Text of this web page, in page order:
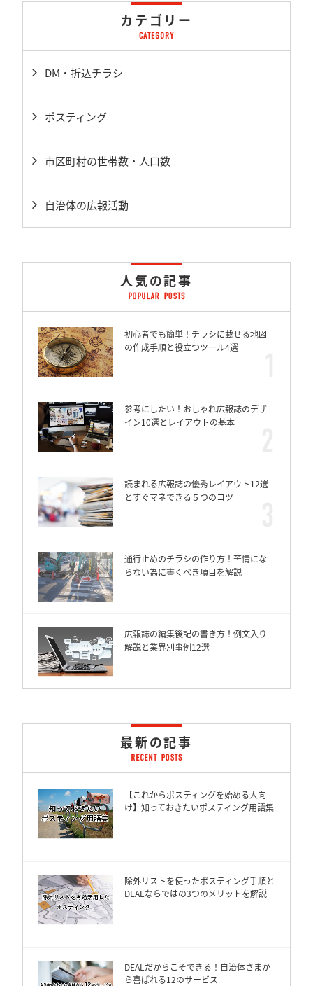
カテゴリー
DM・折込チラシ
ポスティング
市区町村の世帯数・人口数
自治体の広報活動
人気の記事
初心者でも簡単！チラシに載せる地図
の作成手順と役立つツール4選
参考にしたい！おしゃれ広報誌のデザ
イン10選とレイアウトの基本
読まれる広報誌の優秀レイアウト12選
とすぐマネできる５つのコツ
通行止めのチラシの作り方！苦情にな
らない為に書くべき項目を解説
広報誌の編集後記の書き方！例文入り
解説と業界別事例12選
最新の記事
【これからポスティングを始める人向
け】知っておきたいポスティング用語集
除外リストを使ったポスティング手順と
DEALならではの3つのメリットを解説
DEALだからこそできる！自治体さまか
ら喜ばれる12のサービス